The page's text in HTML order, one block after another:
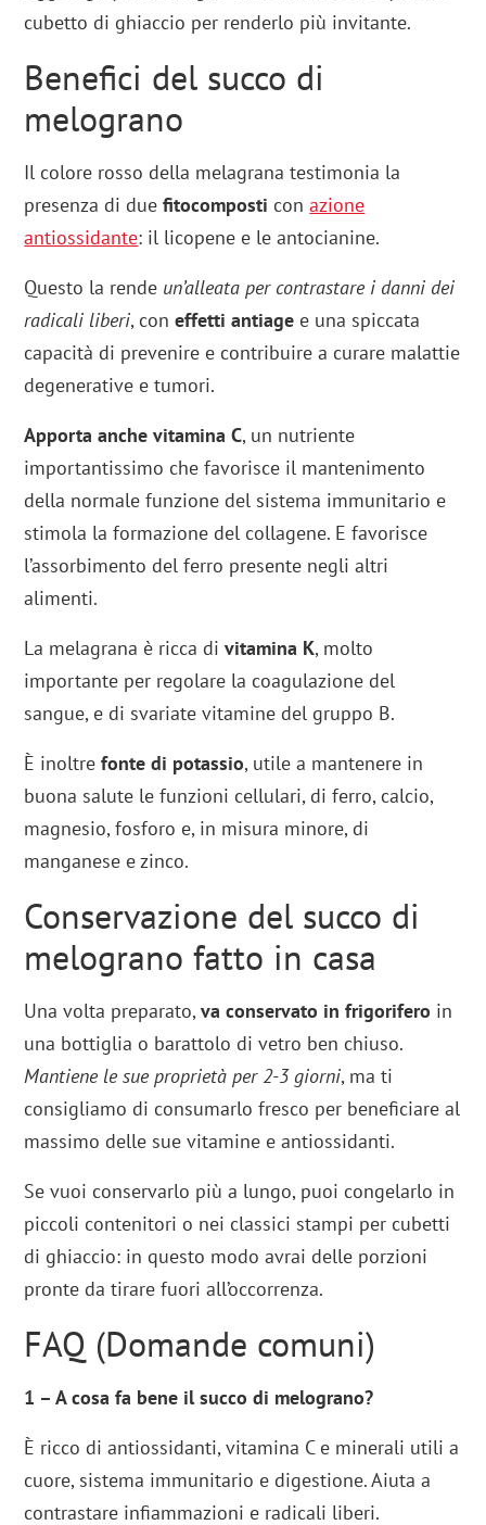
cubetto di ghiaccio per renderlo più invitante.
Benefici del succo di
melograno
Il colore rosso della melagrana testimonia la
presenza di duefitocomposti conazione
antiossidante: il licopene e le antocianine.
Questo la rende un’alleata per contrastare i danni dei
radicali liberi, coneffetti antiage e una spiccata
capacità di prevenire e contribuire a curare malattie
degenerative e tumori.
Apporta anche vitamina C, un nutriente
importantissimo che favorisce il mantenimento
della normale funzione del sistema immunitario e
stimola la formazione del collagene. E favorisce
l’assorbimento del ferro presente negli altri
alimenti.
La melagrana è ricca di vitamina K, molto
importante per regolare la coagulazione del
sangue, e di svariate vitamine del gruppo B.
È inoltre fonte di potassio, utile a mantenere in
buona salute le funzioni cellulari, di ferro, calcio,
magnesio, fosforo e, in misura minore, di
manganese e zinco.
Conservazione del succo di
melograno fatto in casa
Una volta preparato,va conservato in frigorifero in
una bottiglia o barattolo di vetro ben chiuso.
Mantiene le sue proprietà per 2-3 giorni, ma ti
consigliamo di consumarlo fresco per beneficiare al
massimo delle sue vitamine e antiossidanti.
Se vuoi conservarlo più a lungo, puoi congelarlo in
piccoli contenitori o nei classici stampi per cubetti
di ghiaccio: in questo modo avrai delle porzioni
pronte da tirare fuori all’occorrenza.
FAQ (Domande comuni)
1 – A cosa fa bene il succo di melograno?
È ricco di antiossidanti, vitamina C e minerali utili a
cuore, sistema immunitario e digestione. Aiuta a
contrastare infiammazioni e radicali liberi.